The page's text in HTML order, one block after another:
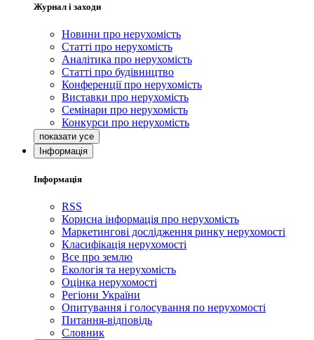
Журнал і заходи
Новини про нерухомість
Статті про нерухомість
Аналітика про нерухомість
Статті про будівництво
Конференції про нерухомість
Виставки про нерухомість
Семінари про нерухомість
Конкурси про нерухомість
Інформація
Інформація
RSS
Корисна інформація про нерухомість
Маркетингові дослідження ринку нерухомості
Класифікація нерухомості
Все про землю
Екологія та нерухомість
Оцінка нерухомості
Регіони України
Опитування і голосування по нерухомості
Питання-відповідь
Словник